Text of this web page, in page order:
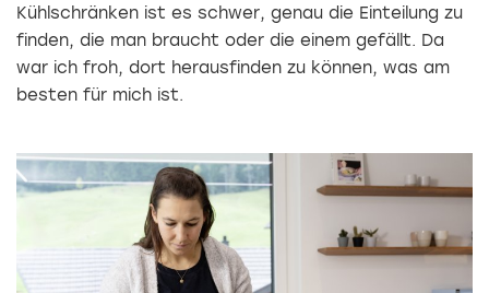
Kühlschränken ist es schwer, genau die Einteilung zu
finden, die man braucht oder die einem gefällt. Da
war ich froh, dort herausfinden zu können, was am
besten für mich ist.